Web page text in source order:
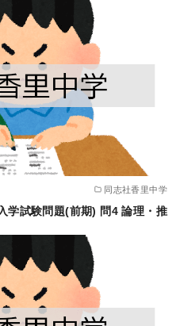
同志社香里中学
学試験問題(前期) 問4 論理・推